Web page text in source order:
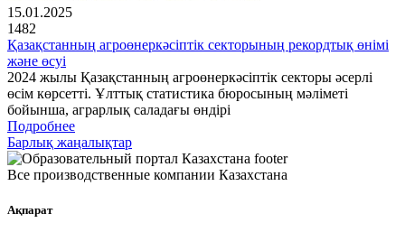
15.01.2025
1482
Қазақстанның агроөнеркәсіптік секторының рекордтық өнімі
және өсуі
2024 жылы Қазақстанның агроөнеркәсіптік секторы әсерлі
өсім көрсетті. Ұлттық статистика бюросының мәліметі
бойынша, аграрлық саладағы өндірі
Подробнее
Барлық жаңалықтар
Все производственные компании Казахстана
Ақпарат